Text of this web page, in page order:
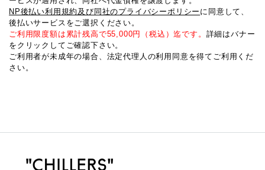
NP後払い利用規約及び同社のプライバシーポリシー に同意して、
後払いサービスをご選択ください。
ご利用限度額は累計残高で55,000円（税込）迄です。 詳細はバナー
をクリックしてご確認下さい。
ご利用者が未成年の場合、法定代理人の利用同意を得てご利用くだ
さい。